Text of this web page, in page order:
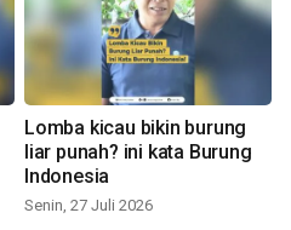
Lomba kicau bikin burung
liar punah? ini kata Burung
Indonesia
Senin, 27 Juli 2026